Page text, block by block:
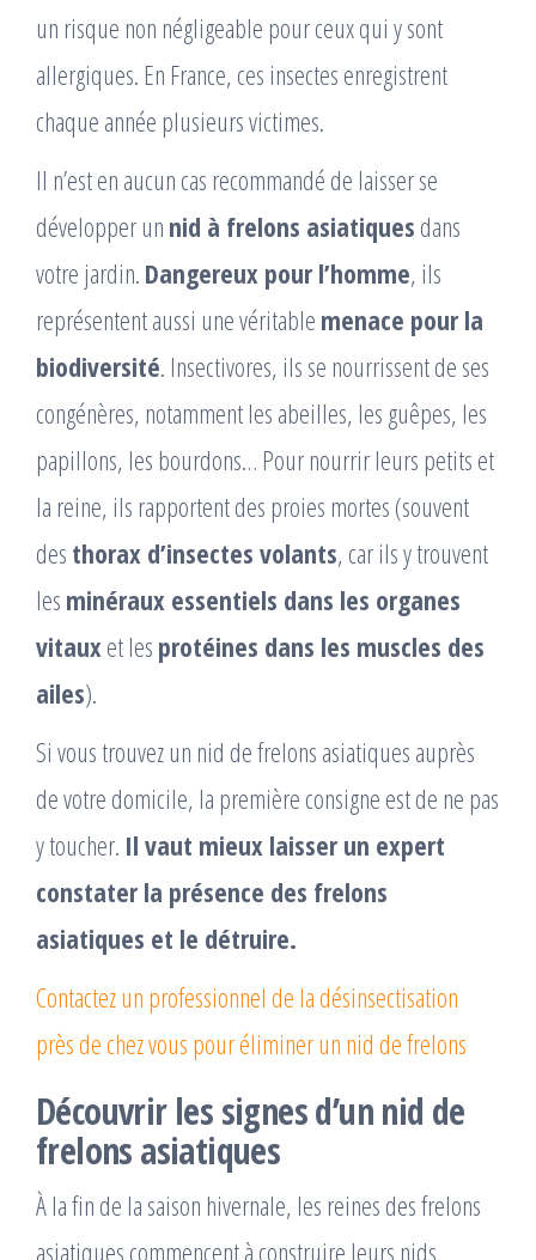
un risque non négligeable pour ceux qui y sont
allergiques. En France, ces insectes enregistrent
chaque année plusieurs victimes.
Il n’est en aucun cas recommandé de laisser se
développer un nid à frelons asiatiques dans
votre jardin. Dangereux pour l’homme, ils
représentent aussi une véritable menace pour la
biodiversité. Insectivores, ils se nourrissent de ses
congénères, notamment les abeilles, les guêpes, les
papillons, les bourdons… Pour nourrir leurs petits et
la reine, ils rapportent des proies mortes (souvent
des thorax d’insectes volants, car ils y trouvent
les minéraux essentiels dans les organes
vitauxet les protéines dans les muscles des
ailes).
Si vous trouvez un nid de frelons asiatiques auprès
de votre domicile, la première consigne est de ne pas
y toucher. Il vaut mieux laisser un expert
constater la présence des frelons
asiatiques et le détruire.
Contactez un professionnel de la désinsectisation
près de chez vous pour éliminer un nid de frelons
Découvrir les signes d’un nid de
frelons asiatiques
À la fin de la saison hivernale, les reines des frelons
asiatiques commencent à construire leurs nids